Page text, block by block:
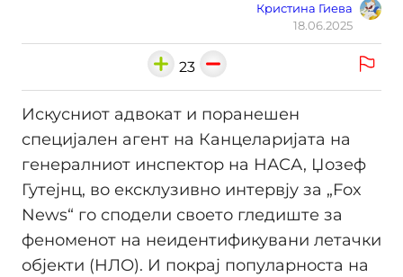
Кристина Гиева
18.06.2025
23
Искусниот адвокат и поранешен
специјален агент на Канцеларијата на
генералниот инспектор на НАСА, Џозеф
Гутејнц, во ексклузивно интервју за „Fox
News“ го сподели своето гледиште за
феноменот на неидентификувани летачки
објекти (НЛО). И покрај популарноста на